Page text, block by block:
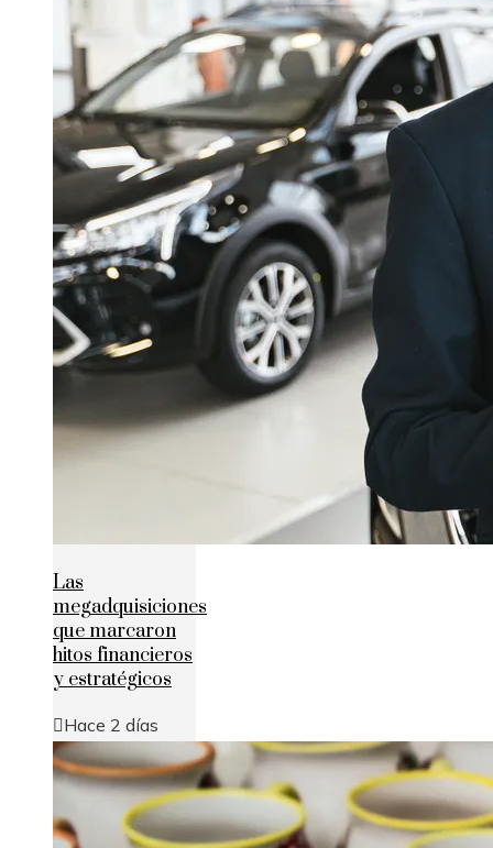
Las
megadquisiciones
que marcaron
hitos financieros
y estratégicos
Hace 2 días